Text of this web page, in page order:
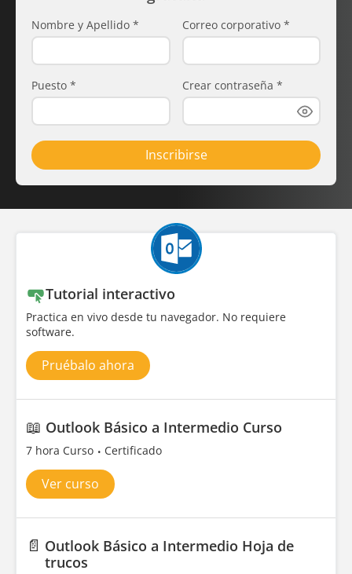
Nombre y Apellido * Correo corporativo *
Puesto * Crear contraseña *
Inscribirse
Tutorial interactivo
Practica en vivo desde tu navegador. No requiere
software.
Pruébalo ahora
📖 Outlook Básico a Intermedio Curso
7 hora Curso Certificado
Ver curso
📄 Outlook Básico a Intermedio Hoja de
trucos